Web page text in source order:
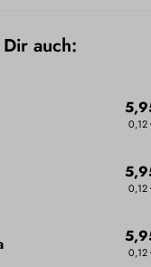
auch:
0,12
0,12
0,12